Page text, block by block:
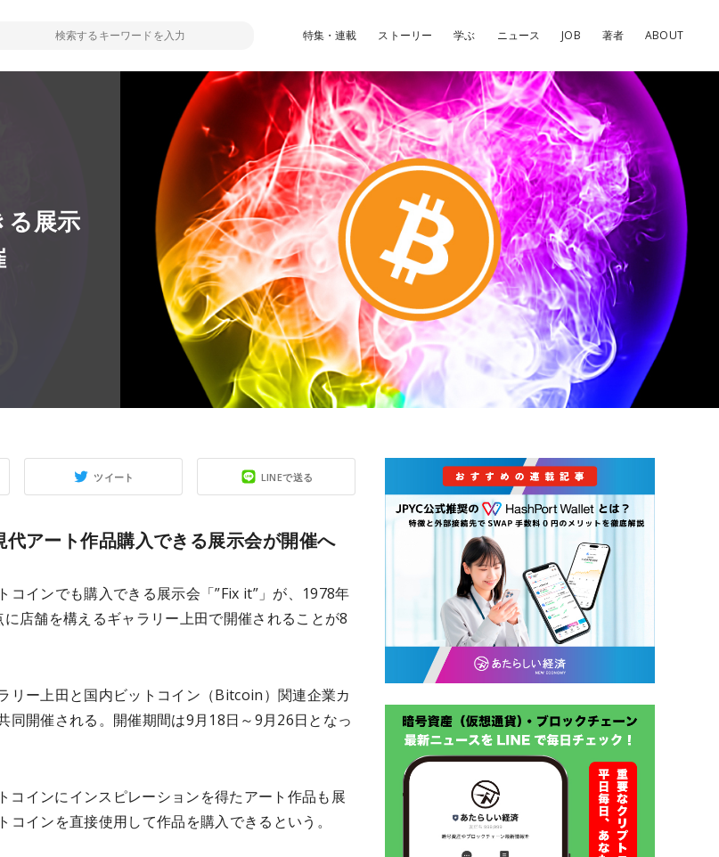
特集・連載 ストーリー 学ぶ ニュース JOB 著者 ABOUT
る展示
ツイート LINEで送る
代アート作品購入できる展示会が開催へ
コインでも購入できる展示会「”Fix it”」が、1978年
店舗を構えるギャラリー上田で開催されることが8
リー上田と国内ビットコイン（Bitcoin）関連企業カ
同開催される。開催期間は9月18日～9月26日となっ
コインにインスピレーションを得たアート作品も展
コインを直接使用して作品を購入できるという。